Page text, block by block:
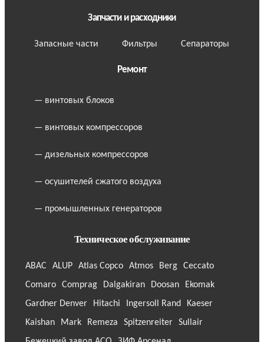
Запчасти и расходники
Запасные части Фильтры Сепараторы
Ремонт
— винтовых блоков
— винтовых компрессоров
— дизельных компрессоров
— осушителей сжатого воздуха
— промышленных генераторов
Техническое обслуживание
ABAC ALUP Atlas Copco Atmos Berg
Ceccato
Comaro
Comprag Dalgakiran Doosan
Ekomak
Gardner Denver
Hitachi Ingersoll Rand
Kaeser
Kaishan
Mark Remeza Spitzenreiter
Sullair